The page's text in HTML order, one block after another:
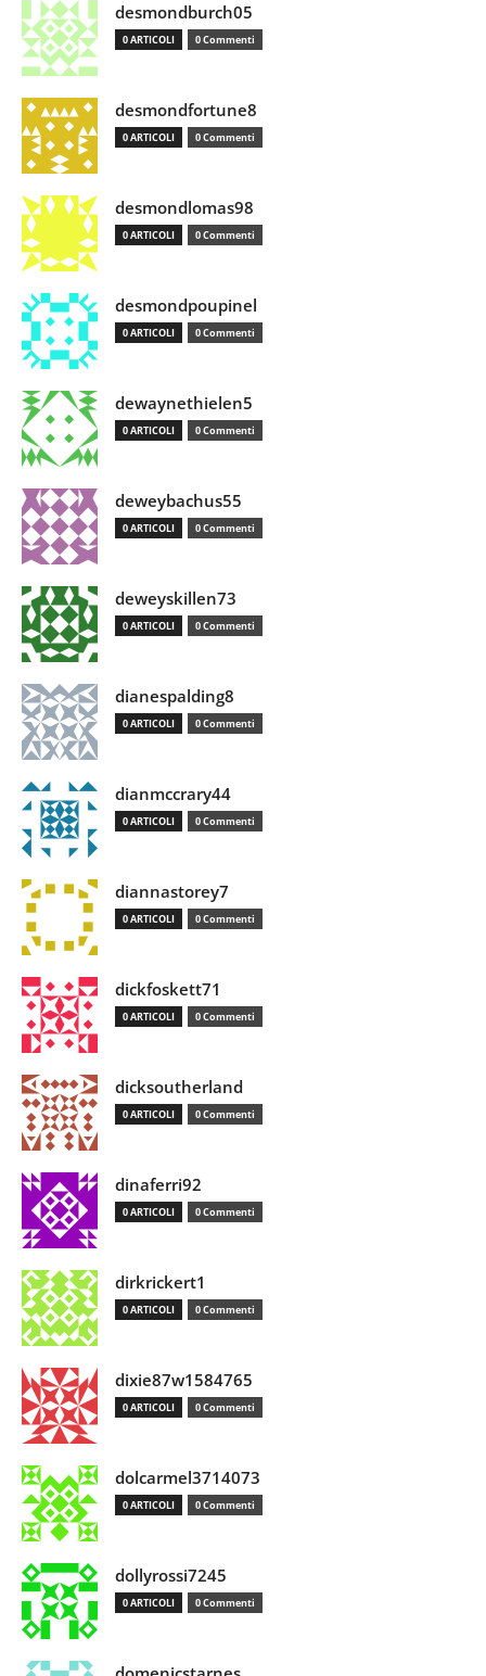
desmondburch05
0 ARTICOLI 0 Commenti
desmondfortune8
0 ARTICOLI 0 Commenti
desmondlomas98
0 ARTICOLI 0 Commenti
desmondpoupinel
0 ARTICOLI 0 Commenti
dewaynethielen5
0 ARTICOLI 0 Commenti
deweybachus55
0 ARTICOLI 0 Commenti
deweyskillen73
0 ARTICOLI 0 Commenti
dianespalding8
0 ARTICOLI 0 Commenti
dianmccrary44
0 ARTICOLI 0 Commenti
diannastorey7
0 ARTICOLI 0 Commenti
dickfoskett71
0 ARTICOLI 0 Commenti
dicksoutherland
0 ARTICOLI 0 Commenti
dinaferri92
0 ARTICOLI 0 Commenti
dirkrickert1
0 ARTICOLI 0 Commenti
dixie87w1584765
0 ARTICOLI 0 Commenti
dolcarmel3714073
0 ARTICOLI 0 Commenti
dollyrossi7245
0 ARTICOLI 0 Commenti